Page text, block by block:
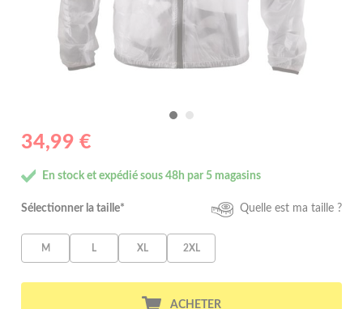
34,99 €
En stock et expédié sous 48h par 5 magasins
Sélectionner la taille* Quelle est ma taille ?
M L XL 2XL
ACHETER